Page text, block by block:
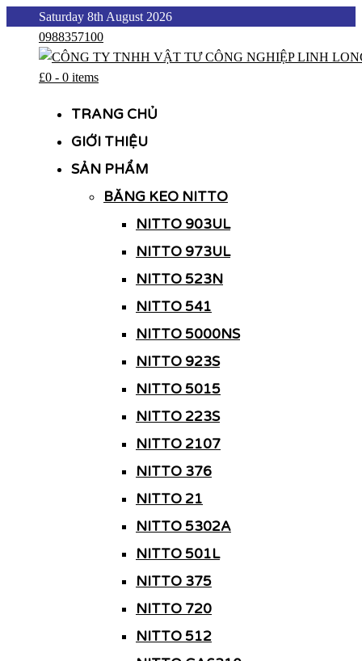
content
Saturday 8th August 2026
0988357100
£0 - 0 items
TRANG CHỦ
GIỚI THIỆU
SẢN PHẨM
BĂNG KEO NITTO
NITTO 903UL
NITTO 973UL
NITTO 523N
NITTO 541
NITTO 5000NS
NITTO 923S
NITTO 5015
NITTO 223S
NITTO 2107
NITTO 376
NITTO 21
NITTO 5302A
NITTO 501L
NITTO 375
NITTO 720
NITTO 512